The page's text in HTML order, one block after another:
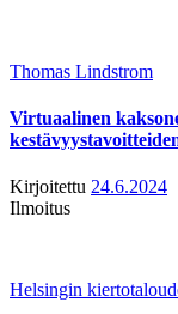
Thomas Lindstrom
Virtuaalinen
Kirjoitettu 24.6.2024
Ilmoitus
Helsingin